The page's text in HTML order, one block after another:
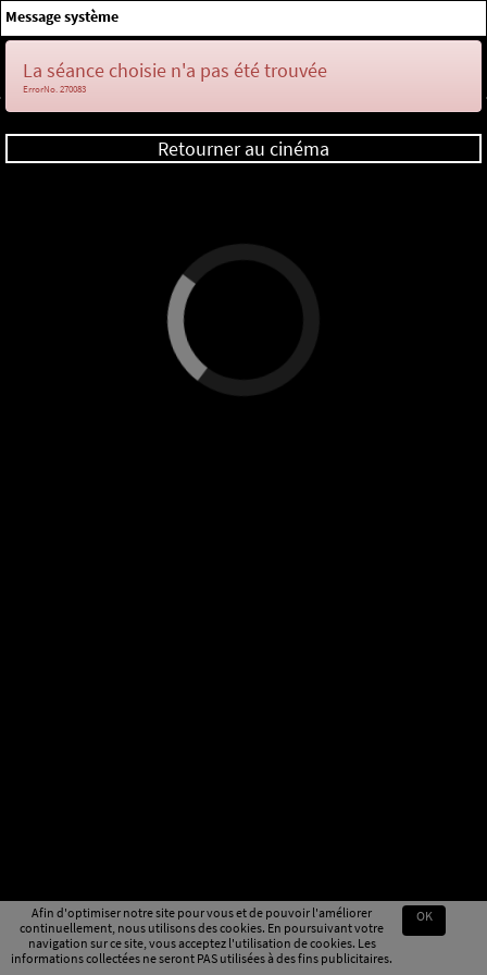
Afin d'optimiser notre site pour vous et de pouvoir l'améliorer
continuellement, nous utilisons des cookies. En poursuivant votre
navigation sur ce site, vous acceptez l'utilisation de cookies. Les
informations collectées ne seront PAS utilisées à des fins publicitaires.
OK
Message système
La séance choisie n'a pas été trouvée
ErrorNo. 270083
Retourner au cinéma